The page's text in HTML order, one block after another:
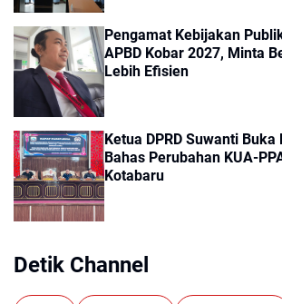
Pengamat Kebijakan
APBD Kobar 2027, Minta
Lebih Efisien
Ketua DPRD Suwanti
Bahas Perubahan KUA-
Kotabaru
Detik Channel